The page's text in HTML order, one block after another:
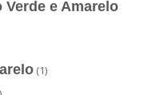
e Amarelo
(1)